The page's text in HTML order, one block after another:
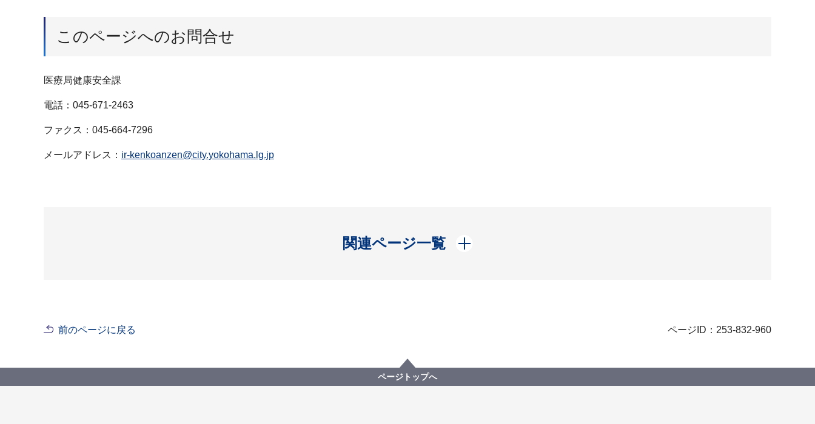
このページへのお問合せ
医療局健康安全課
電話：045-671-2463
ファクス：045-664-7296
メールアドレス： ir-kenkoanzen@city.yokohama.lg.jp
関連ページ一覧
開く
前のページに戻る ページID：253-832-960
ページトップへ